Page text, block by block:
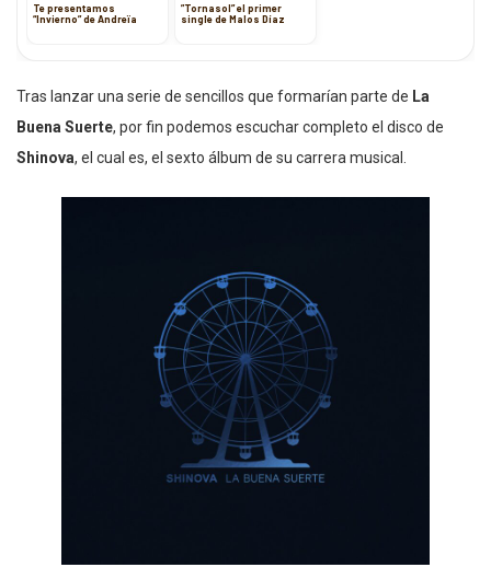
Te presentamos
“Invierno” de Andreïa
”Tornasol” el primer
single de Malos Díaz
Tras lanzar una serie de sencillos que formarían parte de La
Buena Suerte, por fin podemos escuchar completo el disco de
Shinova, el cual es, el sexto álbum de su carrera musical.